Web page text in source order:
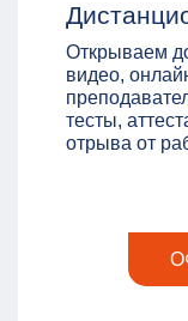
Открываем
видео,
тесты,
отрыва от